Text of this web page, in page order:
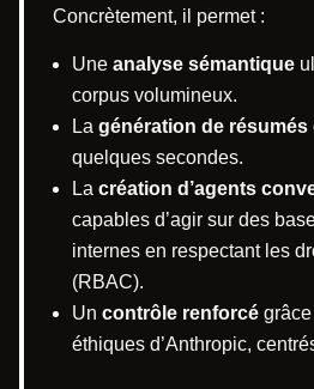
Concrètement, il permet :
Une analyse sémantique
corpus volumineux.
La génération de résumés
quelques secondes.
La création d’agents
capables d’agir sur des
internes en respectant les
(RBAC).
Un contrôle renforcé
éthiques d’Anthropic,